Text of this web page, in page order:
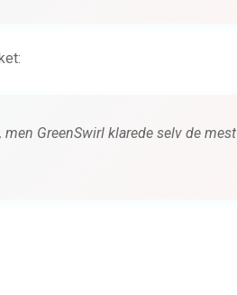
GreenSwirl klarede selv de mest